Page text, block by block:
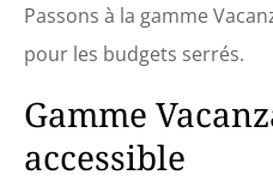
Passons à la gamme
pour les budgets serrés.
Gamme
accessible